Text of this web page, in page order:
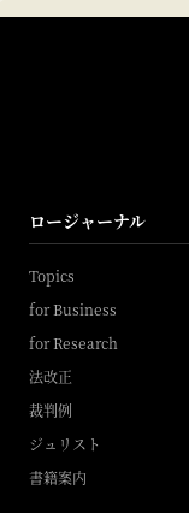
ロージャーナル
Topics
for Business
for Research
法改正
裁判例
ジュリスト
書籍案内